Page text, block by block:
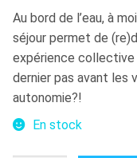
Au bord de l’eau, à
séjour permet de
expérience collective
dernier pas avant les
autonomie?!
En stock